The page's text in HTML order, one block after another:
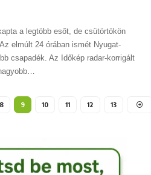
a legtöbb esőt, de csütörtökön
elmúlt 24 órában ismét Nyugat-
csapadék. Az Időkép radar-korrigált
8 9 10 11 12 13